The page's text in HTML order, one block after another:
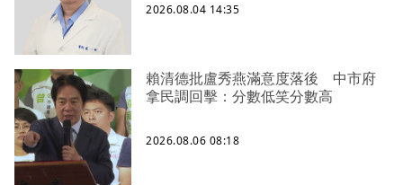
2026.08.04 14:35
賴清德批盧秀燕滿意度落後 中市府
拿民調回擊：分數低笑分數高
2026.08.06 08:18